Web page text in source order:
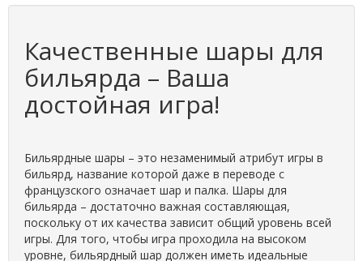
Качественные шары для
бильярда – Ваша
достойная игра!
Бильярдные шары – это незаменимый атрибут игры в
бильярд, название которой даже в переводе с
французского означает шар и палка. Шары для
бильярда – достаточно важная составляющая,
поскольку от их качества зависит общий уровень всей
игры. Для того, чтобы игра проходила на высоком
уровне, бильярдный шар должен иметь идеальные